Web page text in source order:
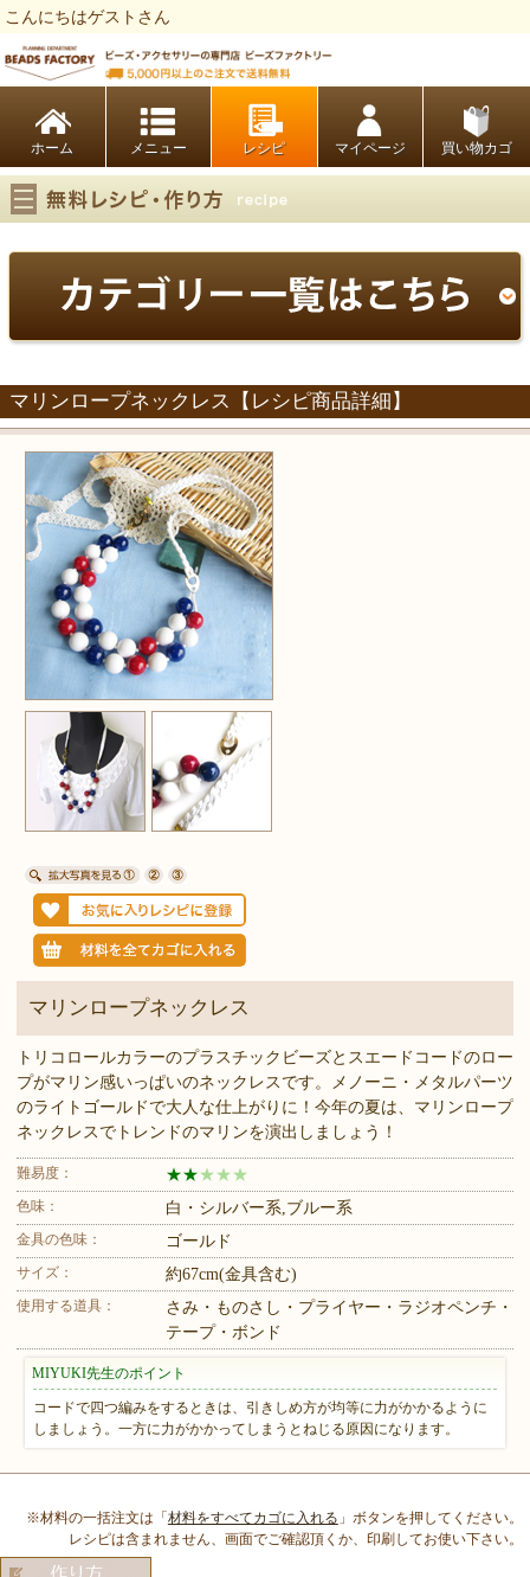
こんにちはゲストさん
ホーム レシピ マイページ 買い物カゴ
マリンロープネックレス【レシピ商品詳細】
マリンロープネックレス
トリコロールカラーのプラスチックビーズとスエードコードのロー
プがマリン感いっぱいのネックレスです。メノーニ・メタルパーツ
のライトゴールドで大人な仕上がりに！今年の夏は、マリンロープ
ネックレスでトレンドのマリンを演出しましょう！
難易度： ★★ ★ ★ ★
色味： 白・シルバー系,ブルー系
金具の色味： ゴールド
サイズ： 約67cm(金具含む)
使用する道具：
さみ・ものさし・プライヤー・ラジオペンチ・
テープ・ボンド
MIYUKI先生のポイント
コードで四つ編みをするときは、引きしめ方が均等に力がかかるように
しましょう。一方に力がかかってしまうとねじる原因になります。
※材料の一括注文は「材料をすべてカゴに入れる 」ボタンを押してください。
レシピは含まれません、画面でご確認頂くか、印刷してお使い下さい。